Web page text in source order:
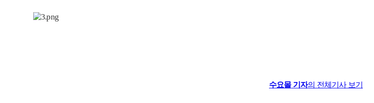
수요몰기자의 전체기사 보기